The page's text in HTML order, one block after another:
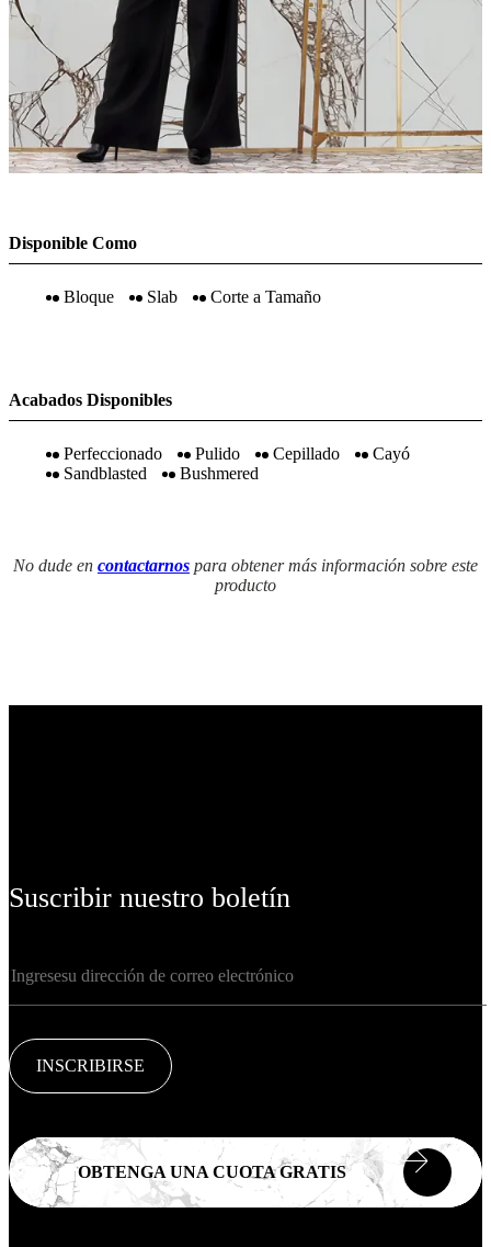
Disponible Como
Bloque Slab Corte a Tamaño
Acabados Disponibles
Perfeccionado Pulido Cepillado
Cayó
Sandblasted
Bushmered
No dude en contactarnos para obtener más información sobre este
producto
Suscribir nuestro boletín
INSCRIBIRSE
OBTENGA UNA CUOTA GRATIS